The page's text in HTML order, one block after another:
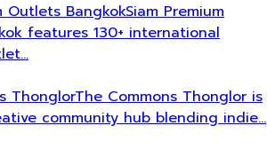
Outlets BangkokSiam Premium
features 130+ international
ThonglorThe Commons Thonglor is
community hub blending indie…